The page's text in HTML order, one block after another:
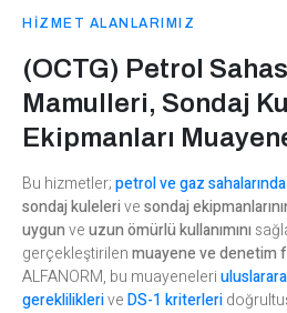
HİZMET ALANLARIMIZ
(OCTG) Petrol
Mamulleri, Sondaj
Ekipmanları
Bu hizmetler;petrol ve gaz sahalarında
sondaj kulelerivesondaj
uygunveuzun ömürlü kullanımını
gerçekleştirilenmuayene ve denetim
ALFANORM, bu muayeneleri
gereklilikleriveDS-1 kriterleri